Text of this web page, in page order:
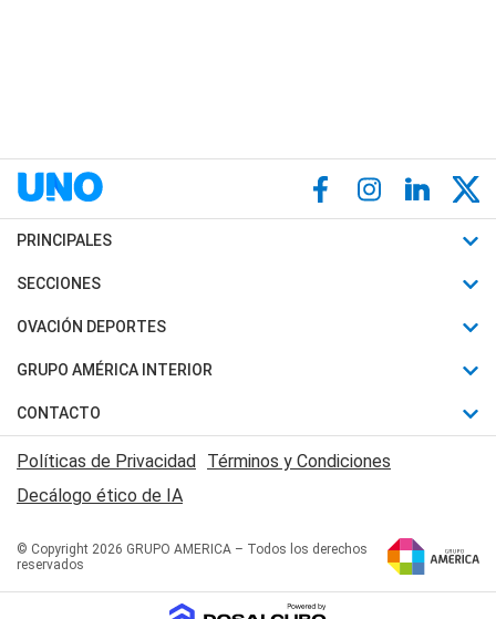
PRINCIPALES
Últimas Noticias
Política
Judiciales
Economia
SECCIONES
Horóscopo
Motores
Trucos caseros
Series y Películas
Edictos y Solicitadas
OVACIÓN DEPORTES
Fútbol
Mundial
Automovilismo
Rugby
Básquet
GRUPO AMÉRICA INTERIOR
Canal 7 en Vivo
San Juan 8
CONTACTO
Acerca de Nosotros
Contactanos
Políticas de Privacidad Términos y Condiciones
Decálogo ético de IA
© Copyright 2026 GRUPO AMERICA – Todos los derechos
reservados